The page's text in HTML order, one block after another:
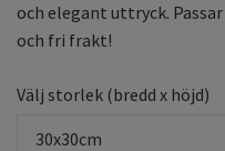
och elegant uttryck.
och fri frakt!
Välj storlek (bredd x höjd)
30x30cm